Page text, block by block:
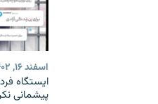
اسفند ۱۶, ۱۴۰۲
ایستگاه
پیشمانی